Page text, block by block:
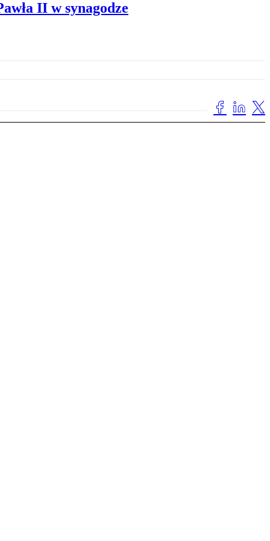
II w synagodze